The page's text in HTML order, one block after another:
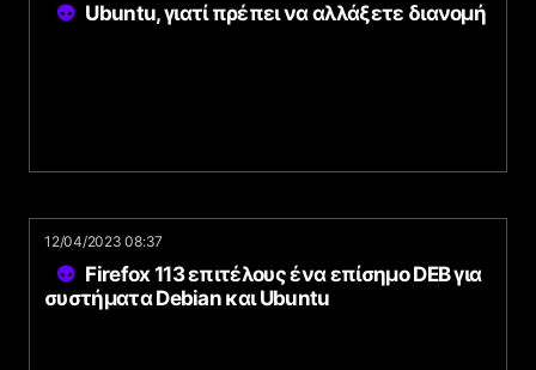
Ubuntu, γιατί πρέπει να αλλάξετε διανομή
12/04/2023 08:37
Firefox 113 επιτέλους ένα επίσημο DEB για
συστήματα Debian και Ubuntu